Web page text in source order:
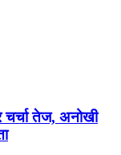
चर्चा तेज, अनोखी